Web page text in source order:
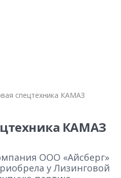
спецтехника КАМАЗ
КАМАЗ
ООО «Айсберг»
у Лизинговой